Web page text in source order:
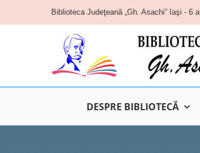
content
Biblioteca Judeţeană „Gh. Asachi” Iaşi - 6
DESPRE BIBLIOTECĂ